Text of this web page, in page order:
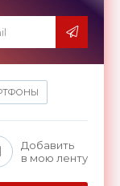
Добавить
в мою ленту